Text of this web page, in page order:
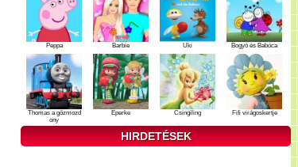
Peppa Barbie Uki Bogyó és Babóca
Thomas a gőzmozd
ony
Eperke Csingiling Fifi virágoskertje
HIRDETÉSEK